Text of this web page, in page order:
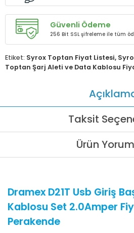
Güvenli Ödeme
256 Bit SSL şifreleme ile tüm
Etiket: Syrox Toptan Fiyat Listesi,
Toptan Şarj Aleti ve Data Kablosu
Taksit
Ürün
Dramex D21T Usb Giriş
Kablosu Set 2.0Amper
Perakende